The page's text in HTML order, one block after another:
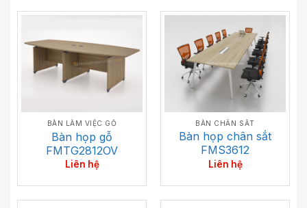
BÀN LÀM VIỆC GỖ
Bàn họp gỗ
FMTG2812OV
Liên hệ
BÀN CHÂN SẮT
Bàn họp chân sắt
FMS3612
Liên hệ